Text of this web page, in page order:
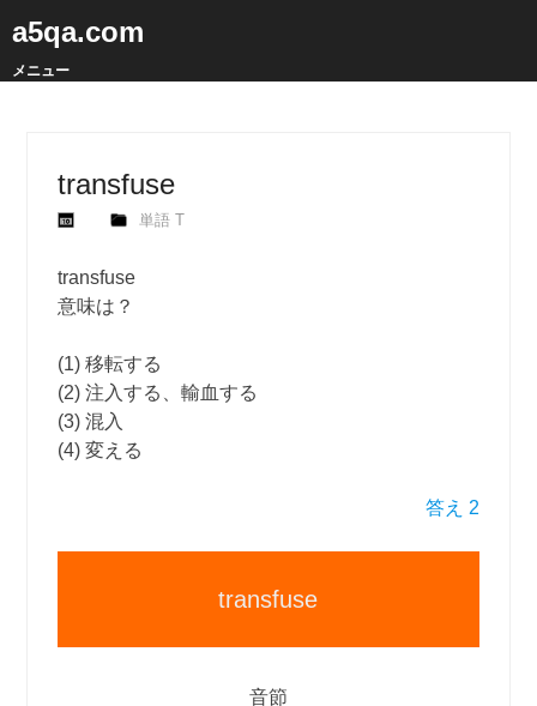
a5qa.com
メニュー
transfuse
単語 T
transfuse
意味は？
(1) 移転する
(2) 注入する、輸血する
(3) 混入
(4) 変える
答え 2
transfuse
音節